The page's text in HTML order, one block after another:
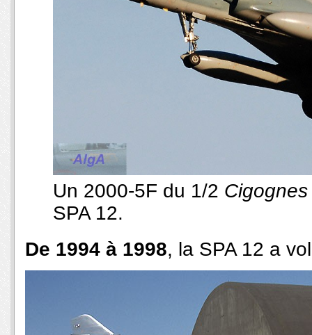
Un 2000-5F du 1/2 Cigognes
SPA 12.
De 1994 à 1998, la SPA 12 a